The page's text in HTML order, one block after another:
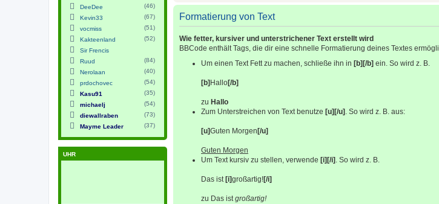
Formatierung von Text
Wie fetter, kursiver und unterstrichener Text erstellt wird
BBCode enthält Tags, die dir eine schnelle Formatierung deines Textes
Um einen Text Fett zu machen, schließe ihn in [b][/b] ein. So wird z. B.
[b] Hallo[/b]
zu Hallo
Zum Unterstreichen von Text benutze [u][/u] . So wird z. B. aus:
[u]Guten Morgen [/u]
Guten Morgen
Um Text kursiv zu stellen, verwende [i][/i] . So wird z. B.
Das ist [i]großartig![/i]
zu Das istgroßartig!
DeeDee
(46)
Kevin33
(67)
vocmiss
(51)
Kakteenland
(52)
Sir Frencis
Ruud
(84)
Nerolaan
(40)
prdochovec
(54)
Kasu91
(35)
michaelj
(54)
diewallraben
(73)
Mayme Leader
(37)
UHR